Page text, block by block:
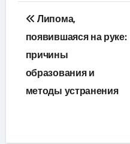
Навигация
по
записям
Липома,
появившаяся на руке:
причины
образования и
методы устранения